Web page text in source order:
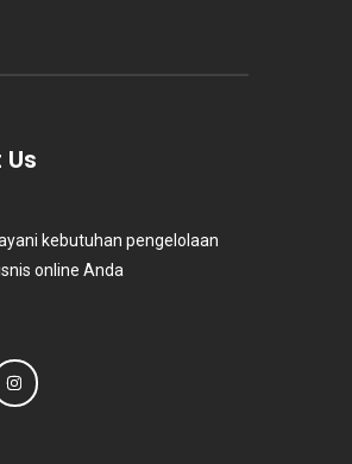
kebutuhan pengelolaan
online Anda